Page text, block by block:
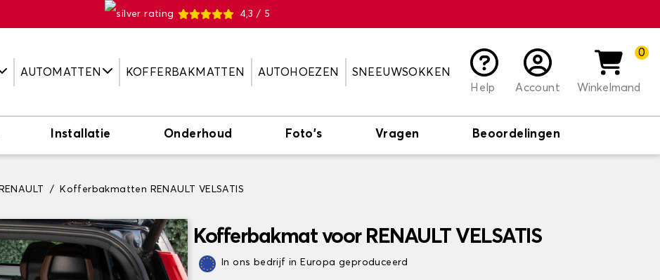
4,3 / 5
AUTOMATTEN KOFFERBAKMATTEN AUTOHOEZEN
SNEEUWSOKKEN
Help
Account
0
Winkelmand
Installatie Onderhoud Foto's Vragen Beoordelingen
Kofferbakmatten RENAULT VELSATIS
Kofferbakmat voor RENAULT VELSATIS
In ons bedrijf in Europa geproduceerd